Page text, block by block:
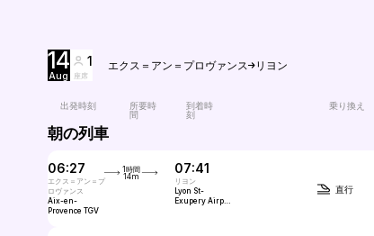
14
Aug
1
座席
エクス＝アン＝プロヴァンス リヨン
出発時刻
所要時
間
到着時
刻
乗り換え
朝の列車
06:27
エクス＝アン＝プ
ロヴァンス
Aix-en-
Provence TGV
1時間
14m
07:41
リヨン
Lyon St-
Exupery Airport
直行